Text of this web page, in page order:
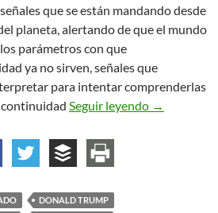
que se están mandando desde
planeta, alertando de que el mundo
parámetros con que
ya no sirven, señales que
para intentar comprenderlas
Seguir leyendo ¿El hilo
→
DONALD TRUMP